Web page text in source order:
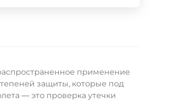
применение
защиты, которые под
― это проверка утечки